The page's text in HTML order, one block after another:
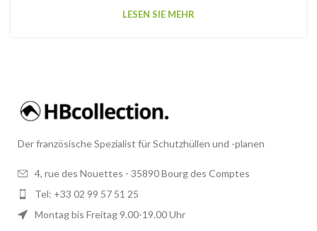
LESEN SIE MEHR
Der französische Spezialist für Schutzhüllen und -planen
4, rue des Nouettes - 35890 Bourg des Comptes
Tel: +33 02 99 57 51 25
Montag bis Freitag 9.00-19.00 Uhr